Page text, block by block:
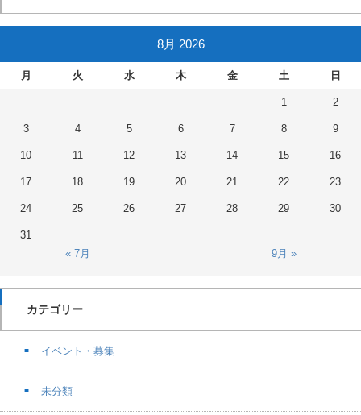
8月 2026
月 火 水 木 金 土 日
1 2
3 4 5 6 7 8 9
10 11 12 13 14 15 16
17 18 19 20 21 22 23
24 25 26 27 28 29 30
31
« 7月
9月 »
カテゴリー
イベント・募集
未分類